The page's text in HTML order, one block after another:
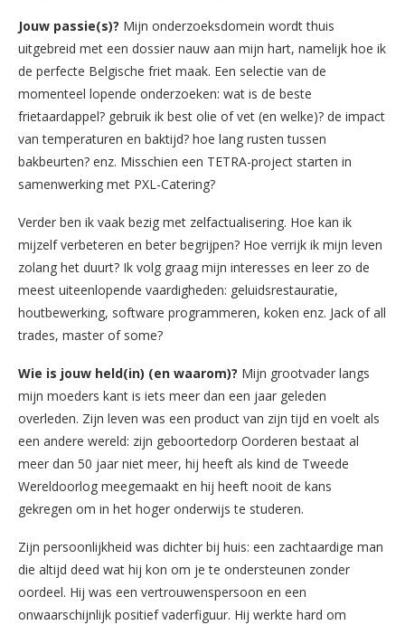
Jouw passie(s)? Mijn onderzoeksdomein wordt thuis
uitgebreid met een dossier nauw aan mijn hart, namelijk hoe ik
de perfecte Belgische friet maak. Een selectie van de
momenteel lopende onderzoeken: wat is de beste
frietaardappel? gebruik ik best olie of vet (en welke)? de impact
van temperaturen en baktijd? hoe lang rusten tussen
bakbeurten? enz. Misschien een TETRA-project starten in
samenwerking met PXL-Catering?
Verder ben ik vaak bezig met zelfactualisering. Hoe kan ik
mijzelf verbeteren en beter begrijpen? Hoe verrijk ik mijn leven
zolang het duurt? Ik volg graag mijn interesses en leer zo de
meest uiteenlopende vaardigheden: geluidsrestauratie,
houtbewerking, software programmeren, koken enz. Jack of all
trades, master of some?
Wie is jouw held(in) (en waarom)? Mijn grootvader langs
mijn moeders kant is iets meer dan een jaar geleden
overleden. Zijn leven was een product van zijn tijd en voelt als
een andere wereld: zijn geboortedorp Oorderen bestaat al
meer dan 50 jaar niet meer, hij heeft als kind de Tweede
Wereldoorlog meegemaakt en hij heeft nooit de kans
gekregen om in het hoger onderwijs te studeren.
Zijn persoonlijkheid was dichter bij huis: een zachtaardige man
die altijd deed wat hij kon om je te ondersteunen zonder
oordeel. Hij was een vertrouwenspersoon en een
onwaarschijnlijk positief vaderfiguur. Hij werkte hard om